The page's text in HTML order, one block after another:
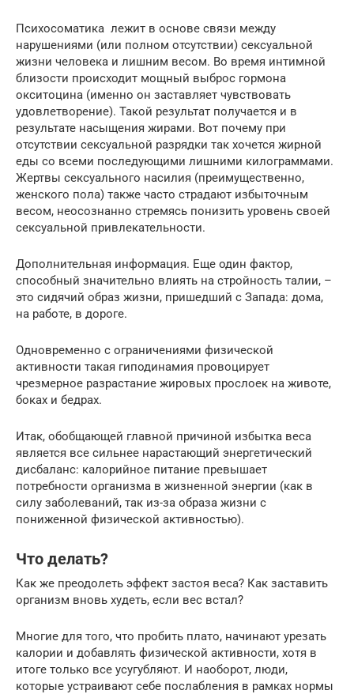
Психосоматика лежит в основе связи между
нарушениями (или полном отсутствии) сексуальной
жизни человека и лишним весом. Во время интимной
близости происходит мощный выброс гормона
окситоцина (именно он заставляет чувствовать
удовлетворение). Такой результат получается и в
результате насыщения жирами. Вот почему при
отсутствии сексуальной разрядки так хочется жирной
еды со всеми последующими лишними килограммами.
Жертвы сексуального насилия (преимущественно,
женского пола) также часто страдают избыточным
весом, неосознанно стремясь понизить уровень своей
сексуальной привлекательности.
Дополнительная информация. Еще один фактор,
способный значительно влиять на стройность талии, –
это сидячий образ жизни, пришедший с Запада: дома,
на работе, в дороге.
Одновременно с ограничениями физической
активности такая гиподинамия провоцирует
чрезмерное разрастание жировых прослоек на животе,
боках и бедрах.
Итак, обобщающей главной причиной избытка веса
является все сильнее нарастающий энергетический
дисбаланс: калорийное питание превышает
потребности организма в жизненной энергии (как в
силу заболеваний, так из-за образа жизни с
пониженной физической активностью).
Что делать?
Как же преодолеть эффект застоя веса? Как заставить
организм вновь худеть, если вес встал?
Многие для того, что пробить плато, начинают урезать
калории и добавлять физической активности, хотя в
итоге только все усугубляют. И наоборот, люди,
которые устраивают себе послабления в рамках нормы